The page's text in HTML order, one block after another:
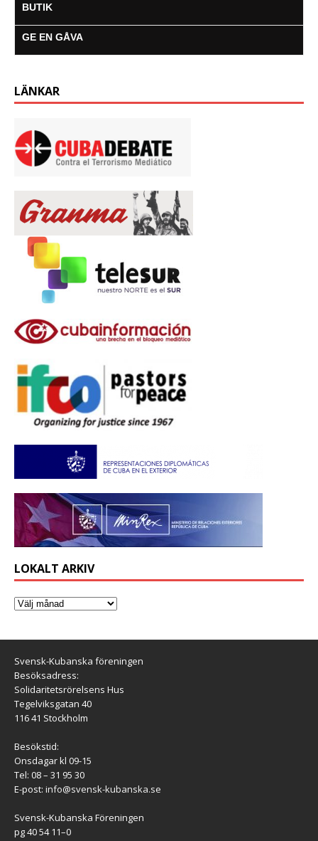
BUTIK
GE EN GÅVA
LÄNKAR
LOKALT ARKIV
Svensk-Kubanska föreningen
Besöksadress:
Solidaritetsrörelsens Hus
Tegelviksgatan 40
116 41 Stockholm
Besökstid:
Onsdagar kl 09-15
Tel: 08 – 31 95 30
E-post: info@svensk-kubanska.se
Svensk-Kubanska Föreningen
pg 40 54 11–0